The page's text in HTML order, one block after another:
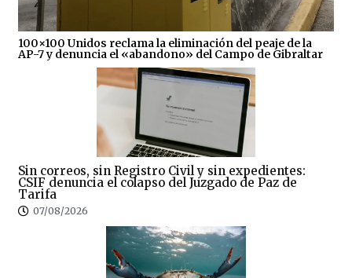
100×100 Unidos reclama la eliminación del peaje de la
AP-7 y denuncia el «abandono» del Campo de Gibraltar
Sin correos, sin Registro Civil y sin expedientes:
CSIF denuncia el colapso del Juzgado de Paz de
Tarifa
07/08/2026